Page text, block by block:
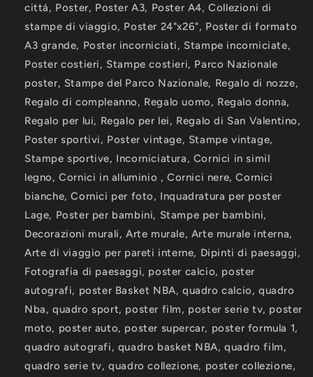
cittá, Poster, Poster A3, Poster A4, Collezioni di
stampe di viaggio, Poster 24"x26", Poster di formato
A3 grande, Poster incorniciati, Stampe incorniciate,
Poster costieri, Stampe costieri, Parco Nazionale
poster, Stampe del Parco Nazionale, Regalo di nozze,
Regalo di compleanno, Regalo uomo, Regalo donna,
Regalo per lui, Regalo per lei, Regalo di San Valentino,
Poster sportivi, Poster vintage, Stampe vintage,
Stampe sportive, Incorniciatura, Cornici in simil
legno, Cornici in alluminio , Cornici nere, Cornici
bianche, Cornici per foto, Inquadratura per poster
Lage, Poster per bambini, Stampe per bambini,
Decorazioni murali, Arte murale, Arte murale interna,
Arte di viaggio per pareti interne, Dipinti di paesaggi,
Fotografia di paesaggi, poster calcio, poster
autografi, poster Basket NBA, quadro calcio, quadro
Nba, quadro sport, poster film, poster serie tv, poster
moto, poster auto, poster supercar, poster formula 1,
quadro autografi, quadro basket NBA, quadro film,
quadro serie tv, quadro collezione, poster collezione,